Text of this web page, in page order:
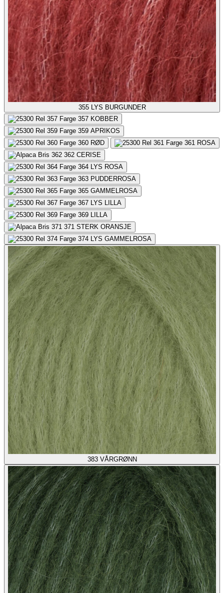
355 LYS BURGUNDER
357 KOBBER
359 APRIKOS
360 RØD 361 ROSA
362 CERISE
364 LYS ROSA
363 PUDDERROSA
365 GAMMELROSA
367 LYS LILLA
369 LILLA
371 STERK ORANSJE
374 LYS GAMMELROSA
383 VÅRGRØNN